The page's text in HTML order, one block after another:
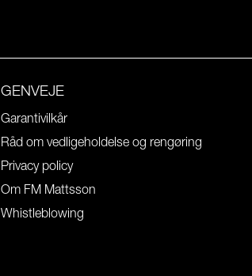
GENVEJE
Garantivilkår
Råd om vedligeholdelse og rengøring
Privacy policy
Om FM Mattsson
Whistleblowing